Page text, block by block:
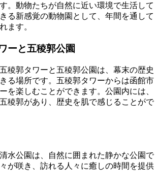
。動物たちが自然に近い環境で生活して
る新感覚の動物園として、年間を通して
ます。
ーと五稜郭公園
稜郭タワーと五稜郭公園は、幕末の歴史
る場所です。五稜郭タワーからは函館市
を楽しむことができます。公園内には、
稜郭があり、歴史を肌で感じることがで
水公園は、自然に囲まれた静かな公園で
が咲き、訪れる人々に癒しの時間を提供